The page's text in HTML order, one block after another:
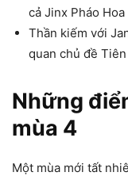
cả Jinx Pháo Hoa
Thần kiếm với
quan chủ đề
Những
mùa 4
Một mùa mới tất